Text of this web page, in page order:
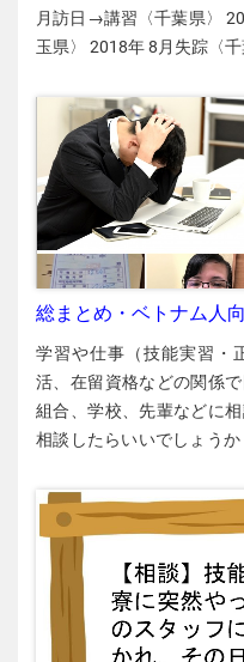
総まとめ・ベトナム人
学習や仕事（技能実習・
活、在留資格などの関係
組合、学校、先輩などに
相談したらいいでしょう
決しない場合でもあきら
に相談してみてください。 知
いき支援会 外国人技能実習機構（OTIT） 技能実習で困ったこ
とが起き、監理団体（受
ない場合は、まずは外国
ください。公式HPから